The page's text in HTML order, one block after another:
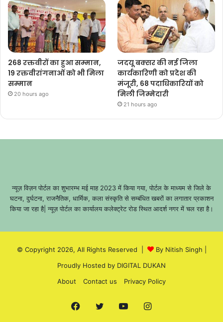
268 रक्तवीरों का हुआ सम्मान,
19 रक्तवीरांगनाओं को भी मिला
सम्मान
20 hours ago
जदयू बक्सर की नई जिला
कार्यकारिणी को प्रदेश की
मंजूरी, 68 पदाधिकारियों को
मिली जिम्मेदारी
21 hours ago
न्यूज़ विज़न पोर्टल का शुभारम्भ मई माह 2023 में किया गया, पोर्टल के माध्यम से जिले के
घटना, दुर्घटना, राजनैतिक, धार्मिक, कला संस्कृति से सम्बंधित खबरों का लगातार प्रकाशन
किया जा रहा है| न्यूज़ पोर्टल का कार्यालय कलेक्ट्रेट रोड स्थित आदर्श नगर में चल रहा है।
© Copyright 2026, All Rights Reserved | By Nitish Singh
Proudly Hosted by DIGITAL DUKAN
About
Contact us Privacy Policy
Facebook
Twitter YouTubeInstagram